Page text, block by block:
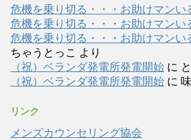
危機を乗り切る・・・お助けマンい
危機を乗り切る・・・お助けマンい
危機を乗り切る・・・お助けマンい
ちゃうとっこ より
（祝）ベランダ発電所発電開始 に
（祝）ベランダ発電所発電開始 に
リンク
メンズカウンセリング協会